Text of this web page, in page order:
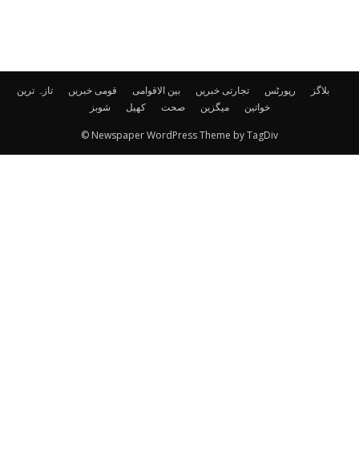
تازہ ترین قومی خبریں بین الاقوامی تجارتی خبریں رپورٹس
بلاگز
شوبز
کھیل صحت میگزین خواتین
© Newspaper WordPress Theme by TagDiv